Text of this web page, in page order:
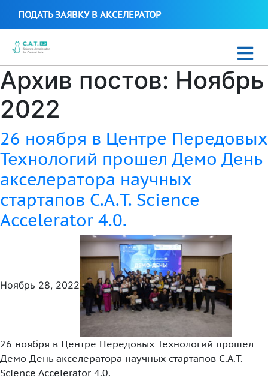
ПОДАТЬ ЗАЯВКУ В АКСЕЛЕРАТОР
Новости
C.A.T. Science Biotech 2021
Стартапы C.A.T. Science Accelerator
Uzbek
+99897 700 16 38
+99890 319 23 51
Архив постов: Ноябрь
2022
26 ноября в Центре Передовых
Технологий прошел Демо День
акселератора научных
стартапов C.A.T. Science
Accelerator 4.0.
Ноябрь 28, 2022
26 ноября в Центре Передовых Технологий прошел
Демо День акселератора научных стартапов C.A.T.
Science Accelerator 4.0.